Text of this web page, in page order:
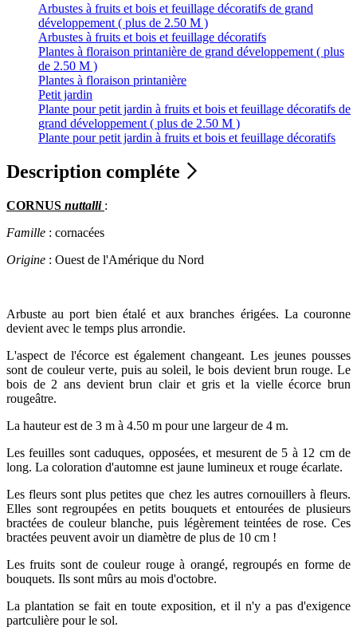
Arbustes à fruits et bois et feuillage décoratifs de grand
développement ( plus de 2.50 M )
Arbustes à fruits et bois et feuillage décoratifs
Plantes à floraison printanière de grand développement ( plus
de 2.50 M )
Plantes à floraison printanière
Petit jardin
Plante pour petit jardin à fruits et bois et feuillage décoratifs de
grand développement ( plus de 2.50 M )
Plante pour petit jardin à fruits et bois et feuillage décoratifs
Description compléte
CORNUS nuttalli :
Famille : cornacées
Origine : Ouest de l'Amérique du Nord
Arbuste au port bien étalé et aux branches érigées. La couronne
devient avec le temps plus arrondie.
L'aspect de l'écorce est également changeant. Les jeunes pousses
sont de couleur verte, puis au soleil, le bois devient brun rouge. Le
bois de 2 ans devient brun clair et gris et la vielle écorce brun
rougeâtre.
La hauteur est de 3 m à 4.50 m pour une largeur de 4 m.
Les feuilles sont caduques, opposées, et mesurent de 5 à 12 cm de
long. La coloration d'automne est jaune lumineux et rouge écarlate.
Les fleurs sont plus petites que chez les autres cornouillers à fleurs.
Elles sont regroupées en petits bouquets et entourées de plusieurs
bractées de couleur blanche, puis légèrement teintées de rose. Ces
bractées peuvent avoir un diamètre de plus de 10 cm !
Les fruits sont de couleur rouge à orangé, regroupés en forme de
bouquets. Ils sont mûrs au mois d'octobre.
La plantation se fait en toute exposition, et il n'y a pas d'exigence
partculière pour le sol.